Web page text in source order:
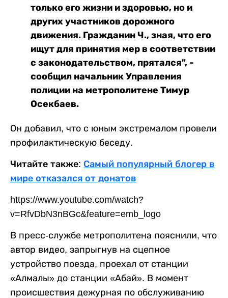
только его жизни и здоровью, но и
других участников дорожного
движения. Гражданин Ч., зная, что его
ищут для принятия мер в соответствии
с законодательством, прятался", -
сообщил начальник Управления
полиции на метрополитене Тимур
Осекбаев.
Он добавил, что с юным экстремалом провели
профилактическую беседу.
Читайте также: Самый популярный блогер в
мире отказался от донатов
https://www.youtube.com/watch?
v=RfvDbN3nBGc&feature=emb_logo
В пресс-службе метрополитена пояснили, что
автор видео, запрыгнув на сцепное
устройство поезда, проехал от станции
«Алмалы» до станции «Абай». В момент
происшествия дежурная по обслуживанию